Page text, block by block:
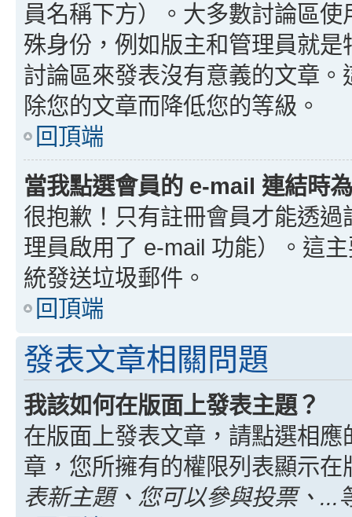
員名稱下方）。大多數討論區
殊身份，例如版主和管理員就
討論區來發表沒有意義的文章
除您的文章而降低您的等級。
回頂端
當我點選會員的 e-mail 連結時
很抱歉！只有註冊會員才能透
理員啟用了 e-mail 功能）。這
統發送垃圾郵件。
回頂端
發表文章相關問題
我該如何在版面上發表主題？
在版面上發表文章，請點選相
章，您所擁有的權限列表顯示
表新主題、您可以參與投票、...